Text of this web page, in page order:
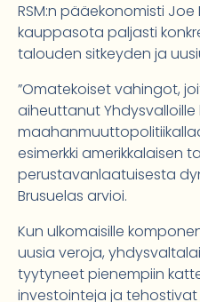
RSM:n pääekonomisti
kauppasota paljasti
talouden sitkeyden ja
”Omatekoiset vahingot,
aiheuttanut
esimerkki amerikkalaisen
perustavanlaatuisesta
Brusuelas arvioi.
Kun ulkomaisille
uusia veroja,
tyytyneet pienempiin
investointeja ja